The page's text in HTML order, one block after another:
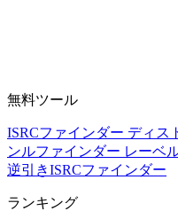
無料ツール
ISRCファインダー ディス
ンルファインダー レーベ
逆引きISRCファインダー
ランキング